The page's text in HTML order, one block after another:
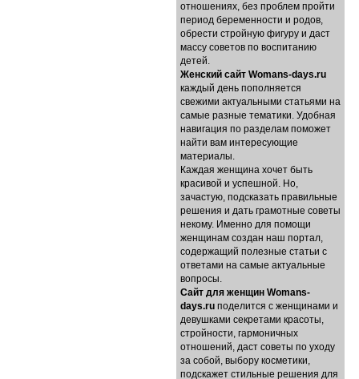
отношениях, без проблем пройти
период беременности и родов,
обрести стройную фигуру и даст
массу советов по воспитанию
детей.
Женский сайт Womans-days.ru
каждый день пополняется
свежими актуальными статьями на
самые разные тематики. Удобная
навигация по разделам поможет
найти вам интересующие
материалы.
Каждая женщина хочет быть
красивой и успешной. Но,
зачастую, подсказать правильные
решения и дать грамотные советы
некому. Именно для помощи
женщинам создан наш портал,
содержащий полезные статьи с
ответами на самые актуальные
вопросы.
Cайт для женщин Womans-
days.ru поделится с женщинами и
девушками секретами красоты,
стройности, гармоничных
отношений, даст советы по уходу
за собой, выбору косметики,
подскажет стильные решения для